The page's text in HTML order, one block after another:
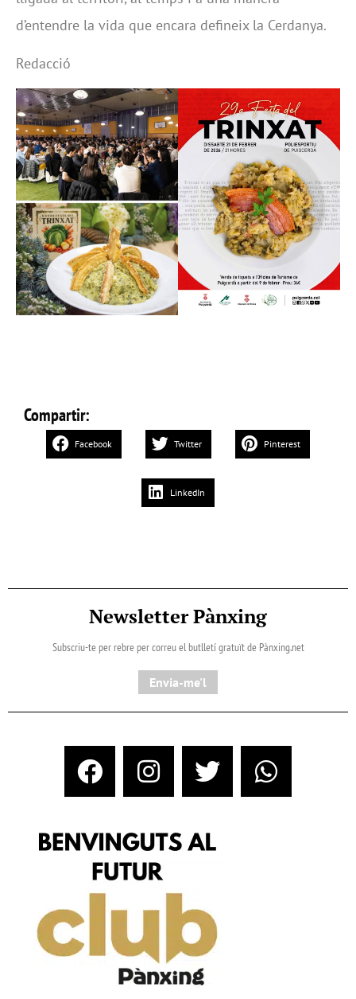
d’entendre la vida que encara defineix la Cerdanya.
Redacció
Compartir:
Facebook Twitter Pinterest
LinkedIn
Newsletter Pànxing
Subscriu-te per rebre per correu el butlletí gratuït de Pànxing.net​
Envia-me'l